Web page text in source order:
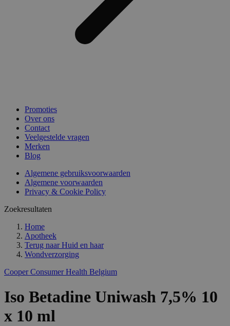
Promoties
Over ons
Contact
Veelgestelde vragen
Merken
Blog
Algemene gebruiksvoorwaarden
Algemene voorwaarden
Privacy & Cookie Policy
Zoekresultaten
Home
Apotheek
Terug naar Huid en haar
Wondverzorging
Cooper Consumer Health Belgium
Iso Betadine Uniwash 7,5% 10
x 10 ml